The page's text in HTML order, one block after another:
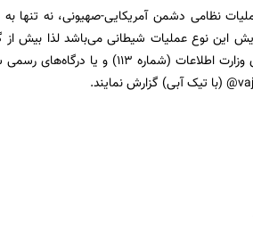
نظامی دشمن آمریکایی-صهیونی، نه تنها
این نوع عملیات شیطانی می‌باشد لذا بیش
تقاضا می‌شود موارد مشکوک را به ستاد خبری